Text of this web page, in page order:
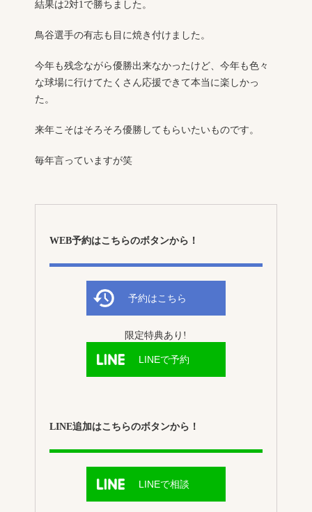
結果は2対1で勝ちました。
鳥谷選手の有志も目に焼き付けました。
今年も残念ながら優勝出来なかったけど、今年も色々
な球場に行けてたくさん応援できて本当に楽しかっ
た。
来年こそはそろそろ優勝してもらいたいものです。
毎年言っていますが笑
WEB予約はこちらのボタンから！
予約はこちら
限定特典あり!
LINEで予約
LINE追加はこちらのボタンから！
LINEで相談